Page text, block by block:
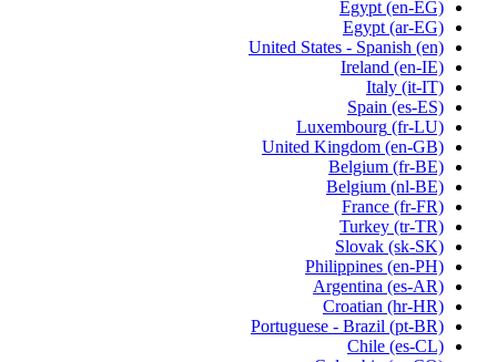
Egypt (en-EG)
Egypt (ar-EG)
United States - Spanish (en)
Ireland (en-IE)
Italy (it-IT)
Spain (es-ES)
Luxembourg (fr-LU)
United Kingdom (en-GB)
Belgium (fr-BE)
Belgium (nl-BE)
France (fr-FR)
Turkey (tr-TR)
Slovak (sk-SK)
Philippines (en-PH)
Argentina (es-AR)
Croatian (hr-HR)
Portuguese - Brazil (pt-BR)
Chile (es-CL)